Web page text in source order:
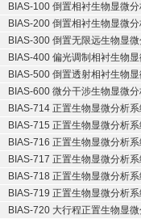
BIAS-100 倒置相衬生物显微
BIAS-200 倒置相衬生物显微
BIAS-300 倒置无限远生物显
BIAS-400 偏光调制相衬生物
BIAS-500 倒置透射相衬生物
BIAS-600 微分干涉生物显微
BIAS-714 正置生物显微分析
BIAS-715 正置生物显微分析
BIAS-716 正置生物显微分析
BIAS-717 正置生物显微分析
BIAS-718 正置生物显微分析
BIAS-719 正置生物显微分析
BIAS-720 大行程正置生物显